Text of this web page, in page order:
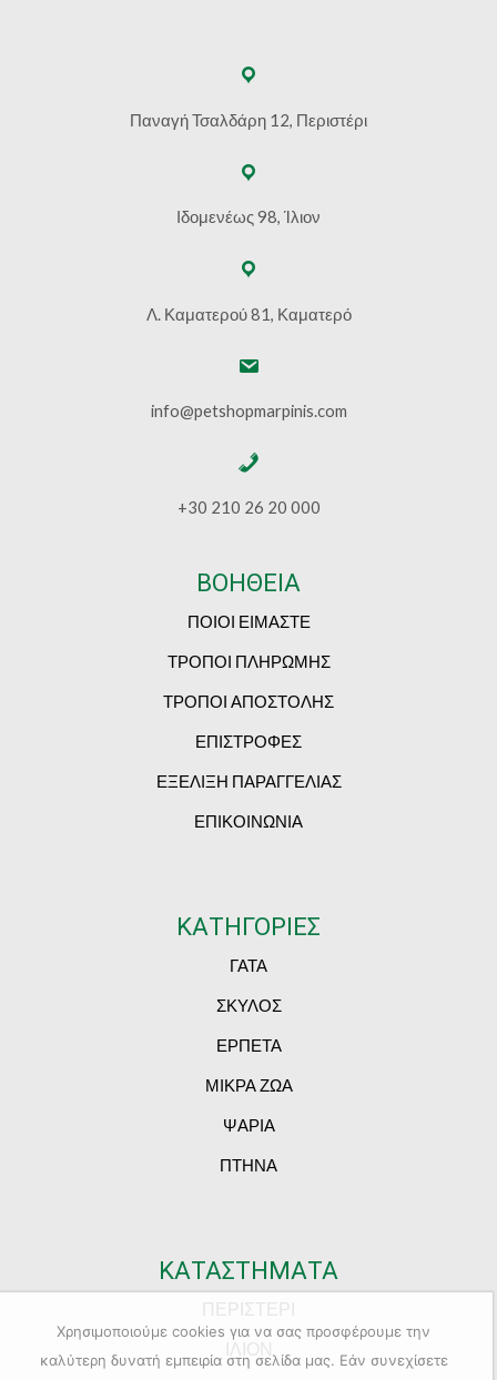
Παναγή Τσαλδάρη 12, Περιστέρι
Ιδομενέως 98, Ίλιον
Λ. Καματερού 81, Καματερό
info@petshopmarpinis.com
+30 210 26 20 000
ΒΟΗΘΕΙΑ
ΠΟΙΟΙ ΕΙΜΑΣΤΕ
ΤΡΟΠΟΙ ΠΛΗΡΩΜΗΣ
ΤΡΟΠΟΙ ΑΠΟΣΤΟΛΗΣ
ΕΠΙΣΤΡΟΦΕΣ
ΕΞΕΛΙΞΗ ΠΑΡΑΓΓΕΛΙΑΣ
ΕΠΙΚΟΙΝΩΝΙΑ
ΚΑΤΗΓΟΡΙΕΣ
ΓΑΤΑ
ΣΚΥΛΟΣ
ΕΡΠΕΤΑ
ΜΙΚΡΑ ΖΩΑ
ΨΑΡΙΑ
ΠΤΗΝΑ
ΚΑΤΑΣΤΗΜΑΤΑ
Χρησιμοποιούμε cookies για να σας προσφέρουμε την
καλύτερη δυνατή εμπειρία στη σελίδα μας. Εάν συνεχίσετε